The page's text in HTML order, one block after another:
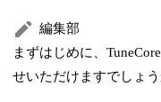
編集部
まずはじめに、
せいただけますでしょう